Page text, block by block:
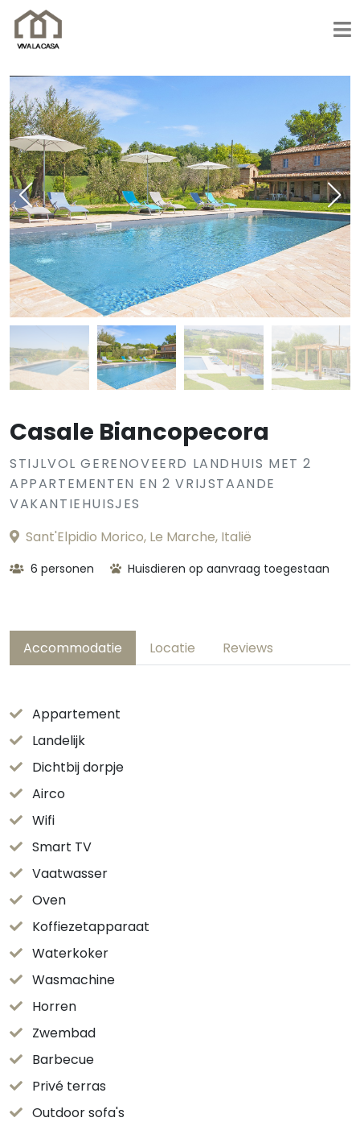
Casale Biancopecora
STIJLVOL GERENOVEERD LANDHUIS MET 2
APPARTEMENTEN EN 2 VRIJSTAANDE
VAKANTIEHUISJES
Sant'Elpidio Morico, Le Marche, Italië
6 personen Huisdieren op aanvraag toegestaan
Accommodatie Locatie Reviews
Appartement
Landelijk
Dichtbij dorpje
Airco
Wifi
Smart TV
Vaatwasser
Oven
Koffiezetapparaat
Waterkoker
Wasmachine
Horren
Zwembad
Barbecue
Privé terras
Outdoor sofa's